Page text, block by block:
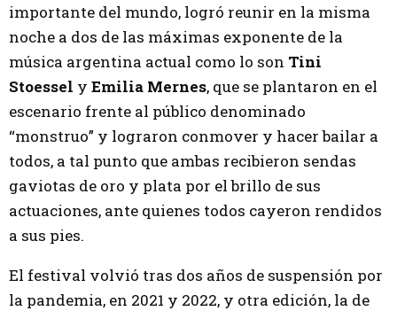
importante del mundo, logró reunir en la misma
noche a dos de las máximas exponente de la
música argentina actual como lo son Tini
Stoessel y Emilia Mernes, que se plantaron en el
escenario frente al público denominado
“monstruo” y lograron conmover y hacer bailar a
todos, a tal punto que ambas recibieron sendas
gaviotas de oro y plata por el brillo de sus
actuaciones, ante quienes todos cayeron rendidos
a sus pies.
El festival volvió tras dos años de suspensión por
la pandemia, en 2021 y 2022, y otra edición, la de